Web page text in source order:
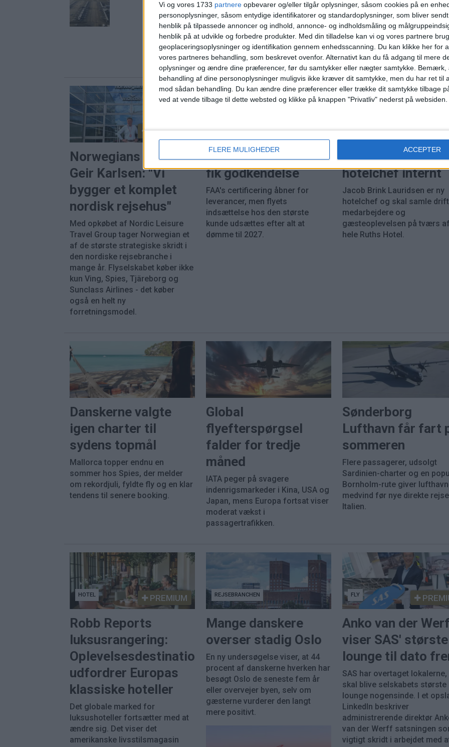
Vi og vores 1733 partnere opbevarer og/eller tilgår oplysninger, såsom cookies på en
personoplysninger, såsom entydige identifikatorer og standardoplysninger, som bliver
henblik på tilpassede annoncer og indhold, annonce- og indholdsmåling og
henblik på at udvikle og forbedre produkter. Med din tilladelse kan vi og vores partnere
geoplaceringsoplysninger og identifikation gennem enhedsscanning. Du kan klikke her for
vores partneres behandling, som beskrevet ovenfor. Alternativt kan du få adgang til mere
oplysninger og ændre dine præferencer, før du samtykker eller nægter samtykke. Bemærk,
behandling af dine personoplysninger muligvis ikke kræver dit samtykke, men du har ret til
mod sådan behandling.
Du kan ændre dine præferencer eller trække dit samtykke tilbage
ved at vende tilbage til dette websted og klikke på knappen "Privatliv" nederst på websiden.
FLERE MULIGHEDER ACCEPTER
Norwegian når
juli siden pandemien
PREMIUM
Norwegians direktør
Geir Karlsen: "Vi
bygger et komplet
nordisk rejsehus"
Med opkøbet af Nordic Leisure
Travel Group tager Norwegian et
af de største strategiske skridt i
den nordiske rejsebranche i
mange år. Flyselskabet køber ikke
kun Ving, Spies, Tjäreborg og
Sunclass Airlines - det køber
også en helt ny
forretningsmodel.
PREMIUM
Boeing 737 MAX 7
fik godkendelse
FAA's certificering åbner for
leverancer, men flyets
indsættelse hos den største
kunde udsættes efter alt at
dømme til 2027.
Ruths Hotel
hotelchef internt
Jacob Brink Lauridsen er ny
hotelchef og skal samle
medarbejdere og
gæsteoplevelsen på tværs af
hele Ruths Hotel.
Danskerne valgte
igen charter til
sydens topmål
Mallorca topper endnu en
sommer hos Spies, der melder
om rekordjuli, fyldte fly og en klar
tendens til senere booking.
Global
flyefterspørgsel
falder for tredje
måned
IATA peger på svagere
indenrigsmarkeder i Kina, USA og
Japan, mens Europa fortsat viser
moderat vækst i
passagertrafikken.
Sønderborg
Lufthavn får fart
sommeren
Flere passagerer, udsolgt
Sardinien-charter og en
Bornholm-rute giver
medvind før nye direkte
Italien.
HOTEL PREMIUM
Robb Reports
luksusrangering:
Oplevelsesdestinationer
udfordrer Europas
klassiske hoteller
Det globale marked for
luksushoteller fortsætter med at
ændre sig. Det viser det
amerikanske livsstilsmagasin
REJSEBRANCHEN
Mange danskere
overser stadig Oslo
En ny undersøgelse viser, at 44
procent af danskerne hverken har
besøgt Oslo de seneste fem år
eller overvejer byen, selv om
gæsterne vurderer den langt
mere positivt.
FLY
Anko van der
viser SAS' største
lounge til dato
SAS har overtaget
skal blive selskabets største
lounge nogensinde. I et
LinkedIn beskriver
administrerende direktør
van der Werff satsningen
vigtigt skridt i arbejdet med